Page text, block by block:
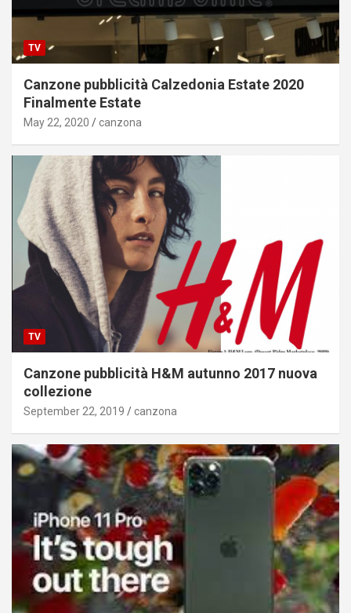
TV
Canzone pubblicità Calzedonia Estate 2020
Finalmente Estate
May 22, 2020 canzona
TV
Canzone pubblicità H&M autunno 2017 nuova
collezione
September 22, 2019 canzona